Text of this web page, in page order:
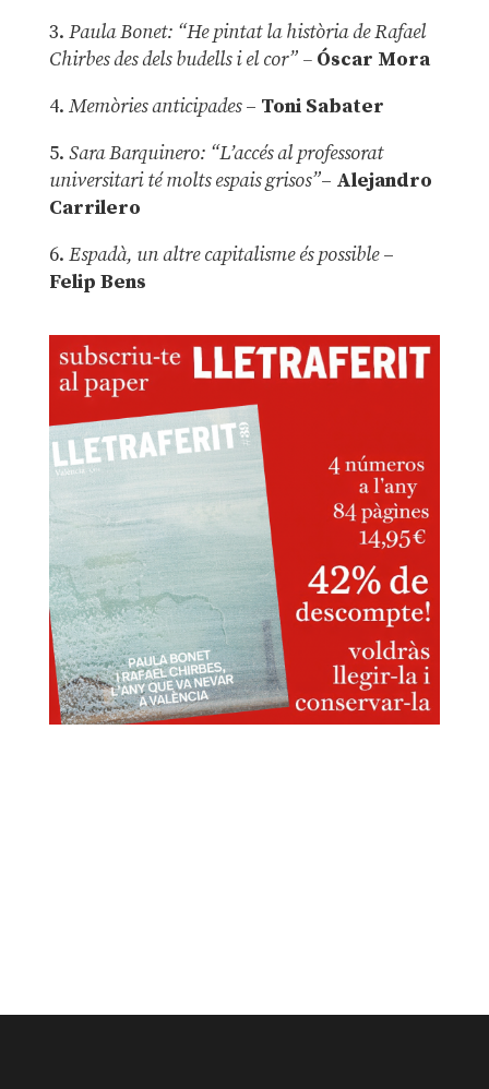
3. Paula Bonet: “He pintat la història de Rafael
Chirbes des dels budells i el cor” –Óscar Mora
4. Memòries anticipades– Toni Sabater
5. Sara Barquinero: “L’accés al professorat
universitari té molts espais grisos”– Alejandro
Carrilero
6. Espadà, un altre capitalisme és possible –
Felip Bens